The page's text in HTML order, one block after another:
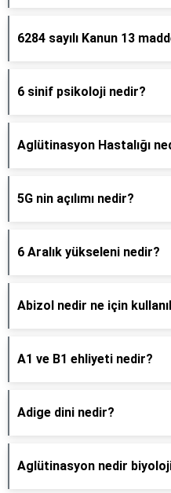
6284 sayılı Kanun 13
6 sinif psikoloji nedir?
Aglütinasyon Hastalığı
5G nin açılımı nedir?
6 Aralık yükseleni nedir?
Abizol nedir ne için
A1 ve B1 ehliyeti nedir?
Adige dini nedir?
Aglütinasyon nedir biyoloji